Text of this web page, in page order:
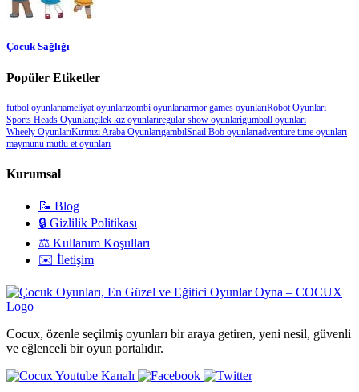
Çocuk Sağlığı
Popüler Etiketler
futbol oyunlarıameliyat oyunlarızombi oyunlarıarmor games oyunlarıRobot Oyunları
Sports Heads Oyunlarıçilek kız oyunlarıregular show oyunlarigumball oyunları
Wheely OyunlarıKırmızı Araba OyunlarıgambılSnail Bob oyunlarıadventure time oyunları
maymunu mutlu et oyunları
Kurumsal
📝 Blog
🔒 Gizlilik Politikası
⚖️ Kullanım Koşulları
✉️ İletişim
Cocux, özenle seçilmiş oyunları bir araya getiren, yeni nesil, güvenli
ve eğlenceli bir oyun portalıdır.